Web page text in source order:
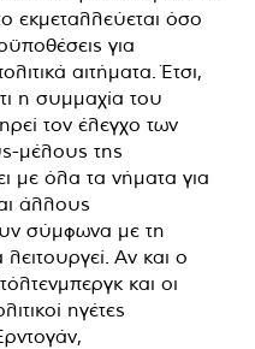
εκμεταλλεύεται όσο
για
αιτήματα. Έτσι,
η συμμαχία του
τον έλεγχο των
μέλους της
με όλα τα νήματα για
άλλους
σύμφωνα με τη
Αν και ο
και οι
ηγέτες